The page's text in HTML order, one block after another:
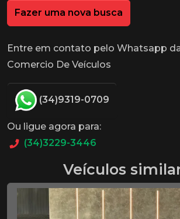
Fazer uma nova busca
Entre em contato pelo Whatsapp
Comercio De Veículos
(34)9319-0709
Ou ligue agora para:
(34)3229-3446
Veículos